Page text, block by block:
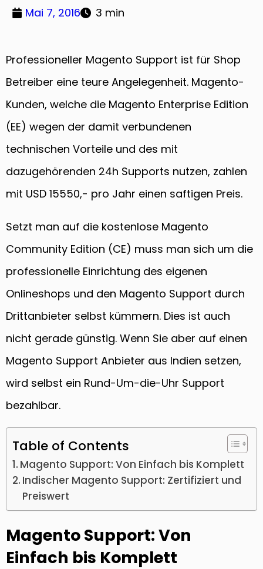
Mai 7, 2016 3 min
Professioneller Magento Support ist für Shop
Betreiber eine teure Angelegenheit. Magento-
Kunden, welche die Magento Enterprise Edition
(EE) wegen der damit verbundenen
technischen Vorteile und des mit
dazugehörenden 24h Supports nutzen, zahlen
mit USD 15550,- pro Jahr einen saftigen Preis.
Setzt man auf die kostenlose Magento
Community Edition (CE) muss man sich um die
professionelle Einrichtung des eigenen
Onlineshops und den Magento Support durch
Drittanbieter selbst kümmern. Dies ist auch
nicht gerade günstig. Wenn Sie aber auf einen
Magento Support Anbieter aus Indien setzen,
wird selbst ein Rund-Um-die-Uhr Support
bezahlbar.
Table of Contents
Magento Support: Von Einfach bis Komplett
Indischer Magento Support: Zertifiziert und
Preiswert
Magento Support: Von
Einfach bis Komplett